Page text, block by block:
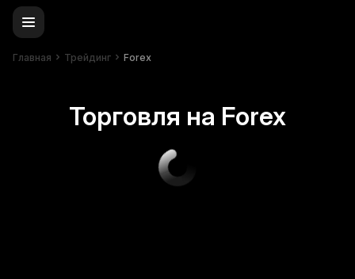
Главная Трейдинг Forex
Торговля на Forex